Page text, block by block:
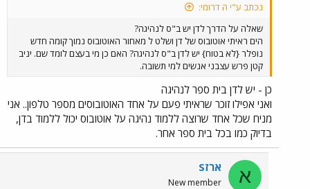
נכתב ע"י ה דרומי:
שאלה על הדרך לדן יש ב"ס לנהיגה?
הים ראיתי אוטובוס של דן ושלט ל מאחור האוטובוס נמוך קומה חדש
נופלר {לא בטוח} יש לדן ב"ס לנהיגה? האם כן מי בעצם לומד שם. יניב
קטן פרש עצבני אנשים למי תשובה.
כן - יש לדן בית ספר לנהיגה
ואני אפילו זוכר שראיתי פעם על אחד האוטובוסים מספר טלפון.. אני
מניח שכל אחד שרוצה ללמוד נהיגה על אוטובוס יכול ללמוד בדן,
בדיוק כמו בכל בית ספר אחר.
א ארזS
New member